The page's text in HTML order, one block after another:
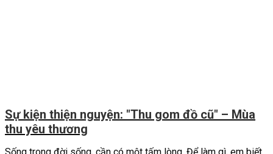
Sự kiện thiện nguyện: "Thu gom đồ cũ" – Mùa
thu yêu thương